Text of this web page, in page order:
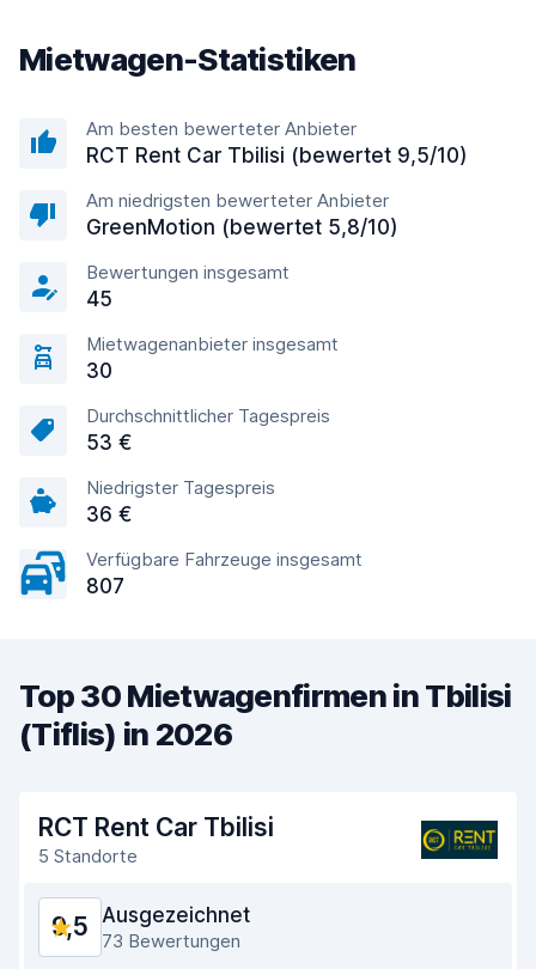
Mietwagen-Statistiken
Am besten bewerteter Anbieter
RCT Rent Car Tbilisi (bewertet 9,5/10)
Am niedrigsten bewerteter Anbieter
GreenMotion (bewertet 5,8/10)
Bewertungen insgesamt
45
Mietwagenanbieter insgesamt
30
Durchschnittlicher Tagespreis
53 €
Niedrigster Tagespreis
36 €
Verfügbare Fahrzeuge insgesamt
807
Top 30 Mietwagenfirmen in Tbilisi
(Tiflis) in 2026
RCT Rent Car Tbilisi
5 Standorte
9,5 Ausgezeichnet
73 Bewertungen